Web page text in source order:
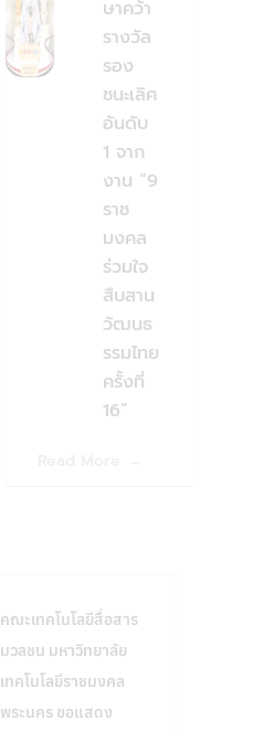
ษาคว้า
รางวัล
รอง
ชนะเลิศ
อันดับ
1 จาก
งาน “9
ราช
มงคล
ร่วมใจ
สืบสาน
วัฒนธ
รรมไทย
ครั้งที่
16”
คณะเทคโนโลยีสื่อสาร
มวลชน มหาวิทยาลัย
เทคโนโลยีราชมงคล
พระนคร ขอแสดง